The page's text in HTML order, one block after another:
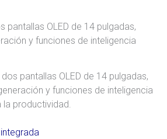
pantallas OLED de 14 pulgadas,
y funciones de inteligencia
productividad.